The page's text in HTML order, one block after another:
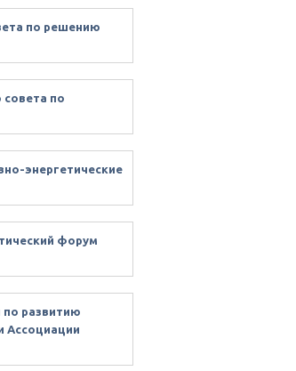
по решению
совета по
энергетические
форум
по развитию
Ассоциации